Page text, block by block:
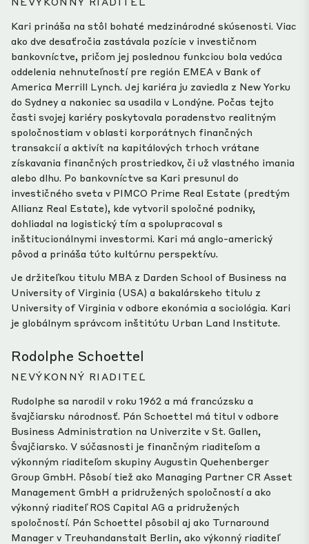
Kari prináša na stôl bohaté medzinárodné skúsenosti. Viac
ako dve desaťročia zastávala pozície v investičnom
bankovníctve, pričom jej poslednou funkciou bola vedúca
oddelenia nehnuteľností pre región EMEA v Bank of
America Merrill Lynch. Jej kariéra ju zaviedla z New Yorku
do Sydney a nakoniec sa usadila v Londýne. Počas tejto
časti svojej kariéry poskytovala poradenstvo realitným
spoločnostiam v oblasti korporátnych finančných
transakcií a aktivít na kapitálových trhoch vrátane
získavania finančných prostriedkov, či už vlastného imania
alebo dlhu. Po bankovníctve sa Kari presunul do
investičného sveta v PIMCO Prime Real Estate (predtým
Allianz Real Estate), kde vytvoril spoločné podniky,
dohliadal na logistický tím a spolupracoval s
inštitucionálnymi investormi. Kari má anglo-americký
pôvod a prináša túto kultúrnu perspektívu.
Je držiteľkou titulu MBA z Darden School of Business na
University of Virginia (USA) a bakalárskeho titulu z
University of Virginia v odbore ekonómia a sociológia. Kari
je globálnym správcom inštitútu Urban Land Institute.
Rodolphe Schoettel
NEVÝKONNÝ RIADITEĽ
Rudolphe sa narodil v roku 1962 a má francúzsku a
švajčiarsku národnosť. Pán Schoettel má titul v odbore
Business Administration na Univerzite v St. Gallen,
Švajčiarsko. V súčasnosti je finančným riaditeľom a
výkonným riaditeľom skupiny Augustin Quehenberger
Group GmbH. Pôsobí tiež ako Managing Partner CR Asset
Management GmbH a pridružených spoločností a ako
výkonný riaditeľ ROS Capital AG a pridružených
spoločností. Pán Schoettel pôsobil aj ako Turnaround
Manager v Treuhandanstalt Berlin, ako výkonný riaditeľ